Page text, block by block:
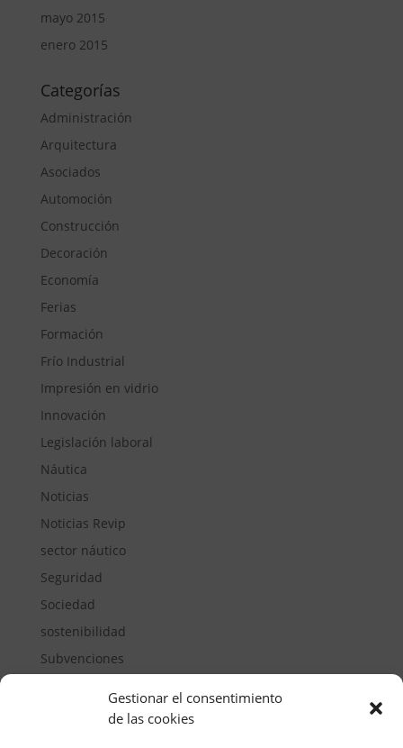
Gestionar el consentimiento
de las cookies
mayo 2015
enero 2015
Categorías
Administración
Arquitectura
Asociados
Automoción
Construcción
Decoración
Economía
Ferias
Formación
Frío Industrial
Impresión en vidrio
Innovación
Legislación laboral
Náutica
Noticias
Noticias Revip
sector náutico
Seguridad
Sociedad
sostenibilidad
Subvenciones